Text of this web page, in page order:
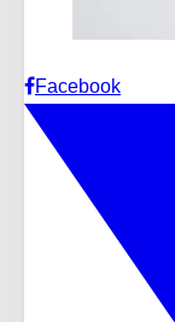
Facebook